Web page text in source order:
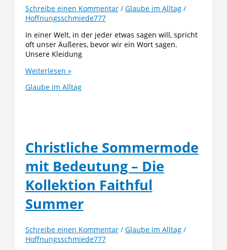
Schreibe einen Kommentar / Glaube im Alltag/
Hoffnungsschmiede777
In einer Welt, in der jeder etwas sagen will, spricht
oft unser Äußeres, bevor wir ein Wort sagen.
Unsere Kleidung
Warum
mehr
trägt
eine
Botschaft
Weiterlesen »
Glaube im Alltag
Christliche Sommermode
mit Bedeutung – Die
Kollektion Faithful
Summer
Schreibe einen Kommentar / Glaube im Alltag/
Hoffnungsschmiede777